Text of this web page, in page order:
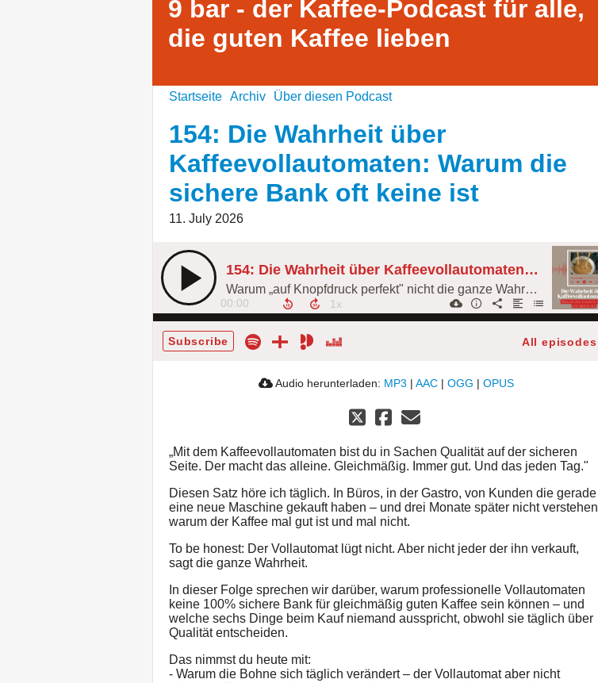
9 bar - der Kaffee-Podcast für alle,
die guten Kaffee lieben
Startseite Archiv Über diesen Podcast
154: Die Wahrheit über
Kaffeevollautomaten: Warum die
sichere Bank oft keine ist
11. July 2026
154: Die Wahrheit über Kaffeevollautomaten: Warum die sichere Bank oft keine ist
Warum „auf Knopfdruck perfekt" nicht die ganze Wahrheit ist
00:00
Subscribe All episodes
Audio herunterladen: MP3 | AAC | OGG | OPUS
„Mit dem Kaffeevollautomaten bist du in Sachen Qualität auf der sicheren
Seite. Der macht das alleine. Gleichmäßig. Immer gut. Und das jeden Tag."
Diesen Satz höre ich täglich. In Büros, in der Gastro, von Kunden die gerade
eine neue Maschine gekauft haben – und drei Monate später nicht verstehen
warum der Kaffee mal gut ist und mal nicht.
To be honest: Der Vollautomat lügt nicht. Aber nicht jeder der ihn verkauft,
sagt die ganze Wahrheit.
In dieser Folge sprechen wir darüber, warum professionelle Vollautomaten
keine 100% sichere Bank für gleichmäßig guten Kaffee sein können – und
welche sechs Dinge beim Kauf niemand ausspricht, obwohl sie täglich über
Qualität entscheiden.
Das nimmst du heute mit:
- Warum die Bohne sich täglich verändert – der Vollautomat aber nicht